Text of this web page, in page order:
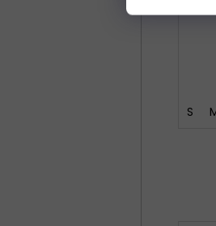
S